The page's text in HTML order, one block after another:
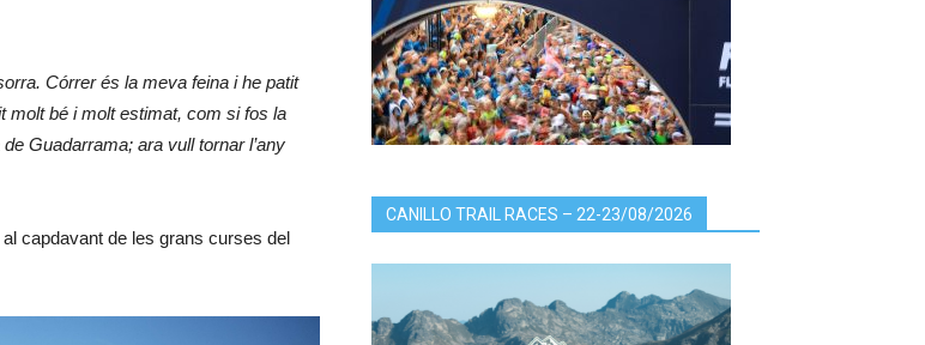
Córrer és la meva feina i he patit
molt bé i molt estimat, com si fos la
Guadarrama; ara vull tornar l’any
capdavant de les grans curses del
CANILLO TRAIL RACES – 22-23/08/2026